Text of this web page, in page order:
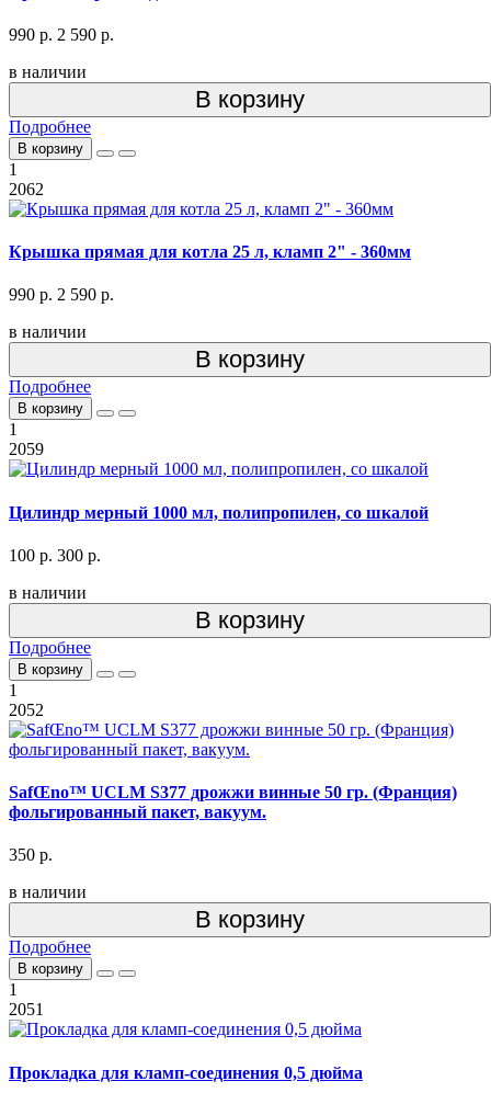
990 р. 2 590 р.
в наличии
В корзину
Подробнее
В корзину
1
2062
Крышка прямая для котла 25 л, кламп 2" - 360мм
990 р. 2 590 р.
в наличии
В корзину
Подробнее
В корзину
1
2059
Цилиндр мерный 1000 мл, полипропилен, со шкалой
100 р. 300 р.
в наличии
В корзину
Подробнее
В корзину
1
2052
SafŒno™ UCLM S377 дрожжи винные 50 гр. (Франция)
фольгированный пакет, вакуум.
350 р.
в наличии
В корзину
Подробнее
В корзину
1
2051
Прокладка для кламп-соединения 0,5 дюйма